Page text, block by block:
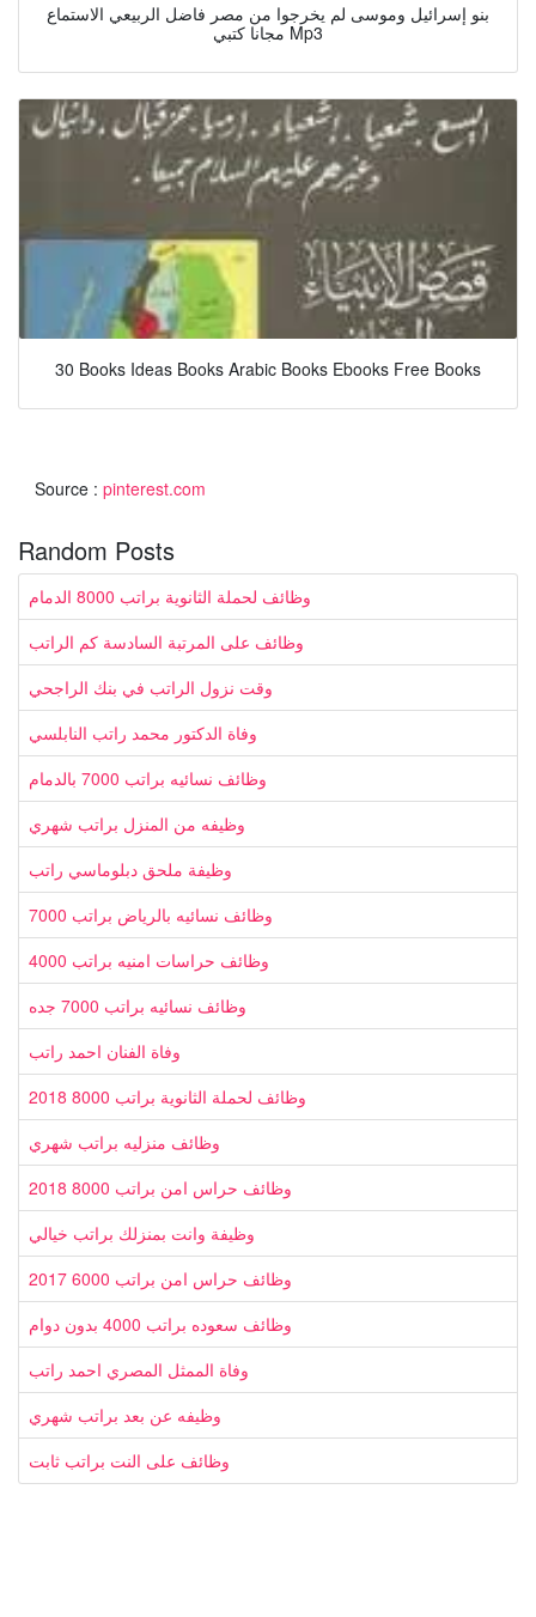
بنو إسرائيل وموسى لم يخرجوا من مصر فاضل الربيعي الاستماع
مجانا كتبي Mp3
30 Books Ideas Books Arabic Books Ebooks Free Books
Source : pinterest.com
Random Posts
وظائف لحملة الثانوية براتب 8000 الدمام
وظائف على المرتبة السادسة كم الراتب
وقت نزول الراتب في بنك الراجحي
وفاة الدكتور محمد راتب النابلسي
وظائف نسائيه براتب 7000 بالدمام
وظيفه من المنزل براتب شهري
وظيفة ملحق دبلوماسي راتب
وظائف نسائيه بالرياض براتب 7000
وظائف حراسات امنيه براتب 4000
وظائف نسائيه براتب 7000 جده
وفاة الفنان احمد راتب
وظائف لحملة الثانوية براتب 8000 2018
وظائف منزليه براتب شهري
وظائف حراس امن براتب 8000 2018
وظيفة وانت بمنزلك براتب خيالي
وظائف حراس امن براتب 6000 2017
وظائف سعوده براتب 4000 بدون دوام
وفاة الممثل المصري احمد راتب
وظيفه عن بعد براتب شهري
وظائف على النت براتب ثابت